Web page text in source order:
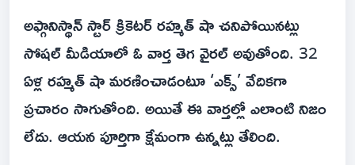
అఫ్గానిస్థాన్ స్టార్ క్రికెటర్ రహ్మత్ షా చనిపోయినట్లు
సోషల్ మీడియాలో ఓ వార్త తెగ వైరల్ అవుతోంది. 32
ఏళ్ల రహ్మత్ షా మరణించాడంటూ ‘ఎక్స్’ వేదికగా
ప్రచారం సాగుతోంది. అయితే ఈ వార్తల్లో ఎలాంటి నిజం
లేదు. ఆయన పూర్తిగా క్షేమంగా ఉన్నట్లు తేలింది.